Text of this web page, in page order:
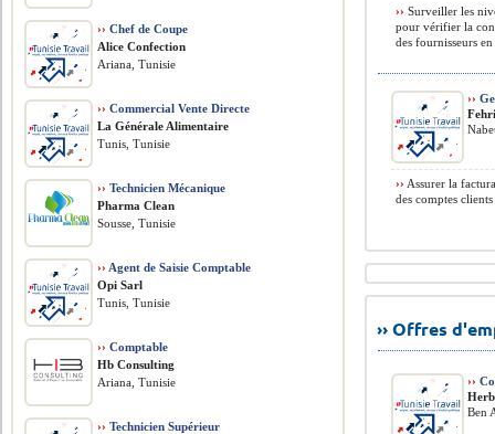
›› Surveiller les
pour vérifier la
des fournisseurs
››
›› Assurer la
des comptes
›› Offres
››
Ben
›› Chef de Coupe
Alice Confection
Ariana, Tunisie
›› Commercial Vente Directe
La Générale Alimentaire
Tunis, Tunisie
›› Technicien Mécanique
Pharma Clean
Sousse, Tunisie
›› Agent de Saisie Comptable
Opi Sarl
Tunis, Tunisie
›› Comptable
Hb Consulting
Ariana, Tunisie
›› Technicien Supérieur